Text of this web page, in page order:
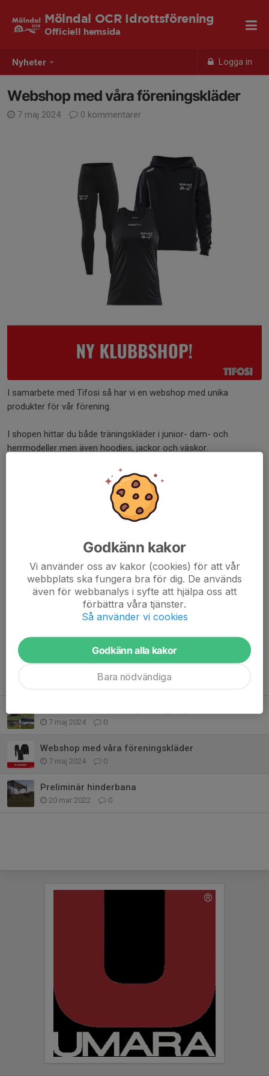
Nyheter Logga in
Mölndal OCR Idrottsförening
Officiell hemsida
Webshop med våra föreningskläder
7 maj 2024 0 kommentarer
I samarbete med Tifosi så har vi en webshop med unika
produkter för vår förening.
I shopen hittar du både träningskläder i junior- dam- och
herrmodeller men även hoodies, jackor och väskor.
Klicka in under "Webshop" ute till vänster för att gå in och
beställa hem plagg med vår logga.
Shopen är öppen 365 dagar om året och varorna skickas direkt
7 maj 2024 0
Webshop med våra föreningskläder
7 maj 2024 0
Preliminär hinderbana
20 mar 2022 0
Godkänn kakor
Vi använder oss av kakor (cookies) för att vår
webbplats ska fungera bra för dig. De används
även för webbanalys i syfte att hjälpa oss att
förbättra våra tjänster.
Så använder vi cookies
Godkänn alla kakor
Bara nödvändiga